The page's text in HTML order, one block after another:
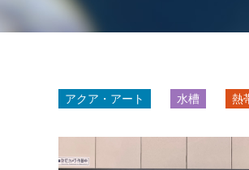
アクア・アート 水槽 熱